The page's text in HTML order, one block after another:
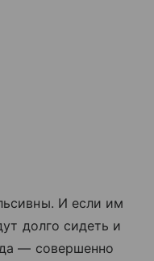
И если им
долго сидеть и
— совершенно